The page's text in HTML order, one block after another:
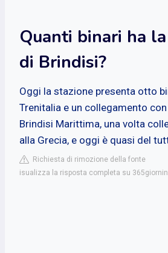
Quanti binari ha
di Brindisi?
Oggi la stazione presenta otto
Trenitalia e un collegamento
Brindisi Marittima, una volta
alla Grecia, e oggi è quasi del
Richiesta di rimozione della fonte
isualizza la risposta completa su